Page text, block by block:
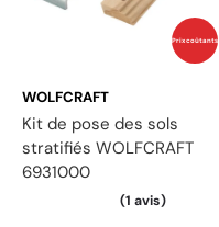
Prix coûtants
WOLFCRAFT
Kit de pose des sols
stratifiés WOLFCRAFT
6931000